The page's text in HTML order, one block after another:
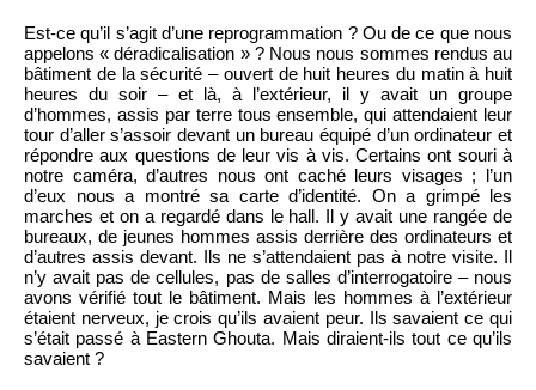
Est-ce qu’il s’agit d’une reprogrammation ? Ou de ce que nous
appelons « déradicalisation » ? Nous nous sommes rendus au
bâtiment de la sécurité – ouvert de huit heures du matin à huit
heures du soir – et là, à l’extérieur, il y avait un groupe
d’hommes, assis par terre tous ensemble, qui attendaient leur
tour d’aller s’assoir devant un bureau équipé d’un ordinateur et
répondre aux questions de leur vis à vis. Certains ont souri à
notre caméra, d’autres nous ont caché leurs visages ; l’un
d’eux nous a montré sa carte d’identité. On a grimpé les
marches et on a regardé dans le hall. Il y avait une rangée de
bureaux, de jeunes hommes assis derrière des ordinateurs et
d’autres assis devant. Ils ne s’attendaient pas à notre visite. Il
n’y avait pas de cellules, pas de salles d’interrogatoire – nous
avons vérifié tout le bâtiment. Mais les hommes à l’extérieur
étaient nerveux, je crois qu’ils avaient peur. Ils savaient ce qui
s’était passé à Eastern Ghouta. Mais diraient-ils tout ce qu’ils
savaient ?